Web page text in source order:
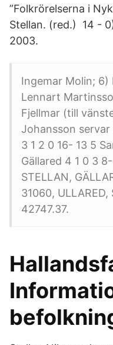
”Folkrörelserna i
Stellan. (red.) 14 -
2003.
Ingemar Molin; 6)
Lennart
Fjellmar (till
Johansson servar
3 1 2 0 16- 13 5
Gällared 4 1 0 3
STELLAN,
31060,
42747.37.